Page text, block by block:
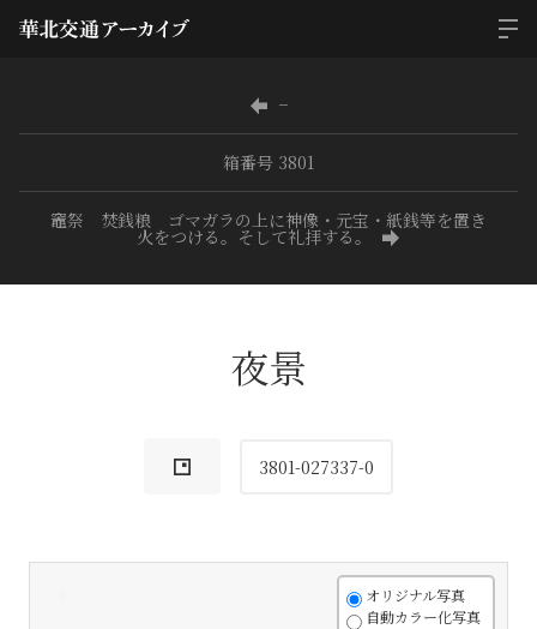
−
箱番号 3801
竈祭 焚銭粮 ゴマガラの上に神像・元宝・紙銭等を置き
火をつける。そして礼拝する。
夜景
3801-027337-0
オリジナル写真
自動カラー化写真